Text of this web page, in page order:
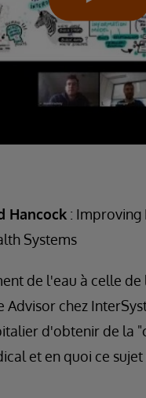
Hancock : Improving
Systems
de l'eau à celle de
Advisor chez
d'obtenir de la
et en quoi ce